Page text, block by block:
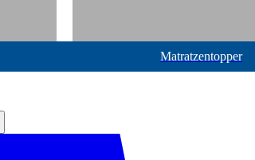
Matratzentopper